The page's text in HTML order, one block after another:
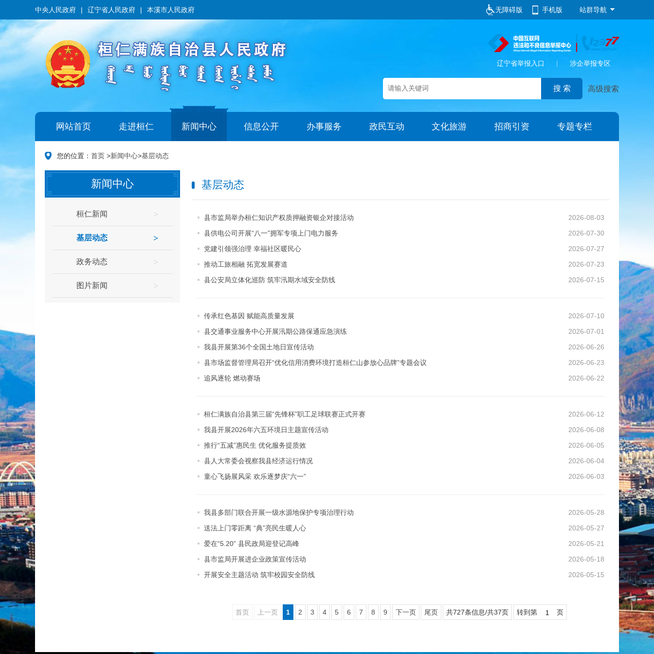
中央人民政府 | 辽宁省人民政府 | 本溪市人民政府 无障碍版 手机版 站群导航
辽宁省举报入口 | 涉企举报专区
高级搜索
网站首页 走进桓仁 新闻中心 信息公开 办事服务 政民互动 文化旅游 招商引资 专题专栏
您的位置： 首页 >新闻中心>基层动态
新闻中心
桓仁新闻 >
基层动态 >
政务动态 >
图片新闻 >
基层动态
2026-08-03
县市监局举办桓仁知识产权质押融资银企对接活动
2026-07-30
县供电公司开展“八一”拥军专项上门电力服务
2026-07-27
党建引领强治理 幸福社区暖民心
2026-07-23
推动工旅相融 拓宽发展赛道
2026-07-15
县公安局立体化巡防 筑牢汛期水域安全防线
2026-07-10
传承红色基因 赋能高质量发展
2026-07-01
县交通事业服务中心开展汛期公路保通应急演练
2026-06-26
我县开展第36个全国土地日宣传活动
2026-06-23
县市场监督管理局召开“优化信用消费环境打造桓仁山参放心品牌”专题会议
2026-06-22
追风逐轮 燃动赛场
2026-06-12
桓仁满族自治县第三届“先锋杯”职工足球联赛正式开赛
2026-06-08
我县开展2026年六五环境日主题宣传活动
2026-06-05
推行“五减”惠民生 优化服务提质效
2026-06-04
县人大常委会视察我县经济运行情况
2026-06-03
童心飞扬展风采 欢乐逐梦庆“六一”
2026-05-28
我县多部门联合开展一级水源地保护专项治理行动
2026-05-27
送法上门零距离 “典”亮民生暖人心
2026-05-21
爱在“5.20” 县民政局迎登记高峰
2026-05-18
县市监局开展进企业政策宣传活动
2026-05-15
开展安全主题活动 筑牢校园安全防线
首页 上一页 1 2 3 4 5 6 7 8 9 下一页 尾页 共727条信息/共37页 转到第 页